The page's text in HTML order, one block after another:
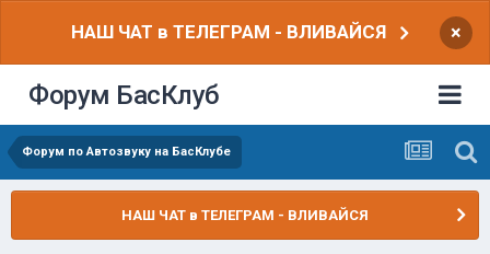
НАШ ЧАТ в ТЕЛЕГРАМ - ВЛИВАЙСЯ ×
Форум БасКлуб
Форум по Автозвуку на БасКлубе
НАШ ЧАТ в ТЕЛЕГРАМ - ВЛИВАЙСЯ